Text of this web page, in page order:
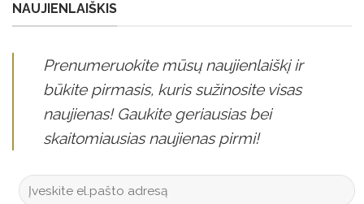
NAUJIENLAIŠKIS
Prenumeruokite mūsų naujienlaiškį ir
būkite pirmasis, kuris sužinosite visas
naujienas! Gaukite geriausias bei
skaitomiausias naujienas pirmi!